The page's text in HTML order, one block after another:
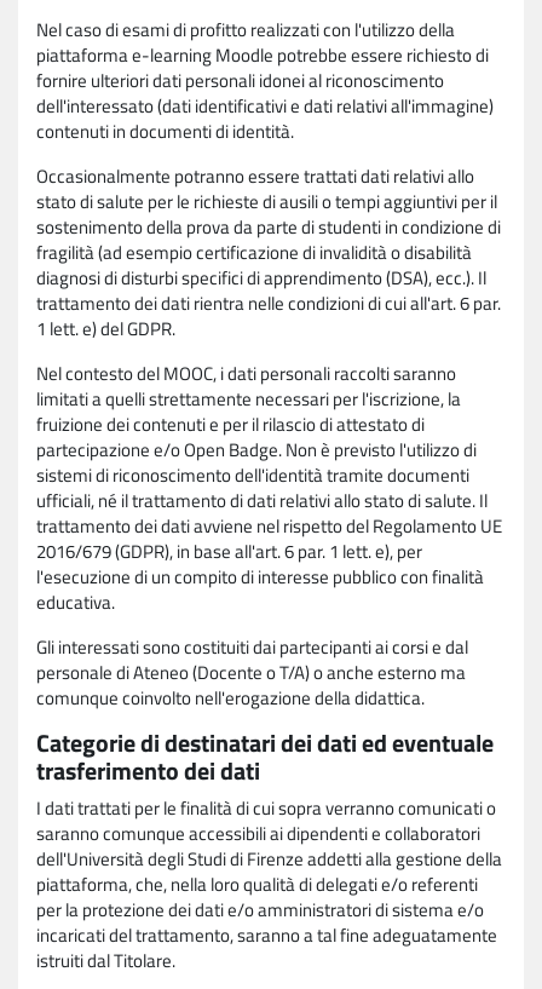
Nel caso di esami di profitto realizzati con l'utilizzo della
piattaforma e-learning Moodle potrebbe essere richiesto di
fornire ulteriori dati personali idonei al riconoscimento
dell'interessato (dati identificativi e dati relativi all'immagine)
contenuti in documenti di identità.
Occasionalmente potranno essere trattati dati relativi allo
stato di salute per le richieste di ausili o tempi aggiuntivi per il
sostenimento della prova da parte di studenti in condizione di
fragilità (ad esempio certificazione di invalidità o disabilità
diagnosi di disturbi specifici di apprendimento (DSA), ecc.). Il
trattamento dei dati rientra nelle condizioni di cui all'art. 6 par.
1 lett. e) del GDPR.
Nel contesto del MOOC, i dati personali raccolti saranno
limitati a quelli strettamente necessari per l'iscrizione, la
fruizione dei contenuti e per il rilascio di attestato di
partecipazione e/o Open Badge. Non è previsto l'utilizzo di
sistemi di riconoscimento dell'identità tramite documenti
ufficiali, né il trattamento di dati relativi allo stato di salute. Il
trattamento dei dati avviene nel rispetto del Regolamento UE
2016/679 (GDPR), in base all'art. 6 par. 1 lett. e), per
l'esecuzione di un compito di interesse pubblico con finalità
educativa.
Gli interessati sono costituiti dai partecipanti ai corsi e dal
personale di Ateneo (Docente o T/A) o anche esterno ma
comunque coinvolto nell'erogazione della didattica.
Categorie di destinatari dei dati ed eventuale
trasferimento dei dati
I dati trattati per le finalità di cui sopra verranno comunicati o
saranno comunque accessibili ai dipendenti e collaboratori
dell'Università degli Studi di Firenze addetti alla gestione della
piattaforma, che, nella loro qualità di delegati e/o referenti
per la protezione dei dati e/o amministratori di sistema e/o
incaricati del trattamento, saranno a tal fine adeguatamente
istruiti dal Titolare.